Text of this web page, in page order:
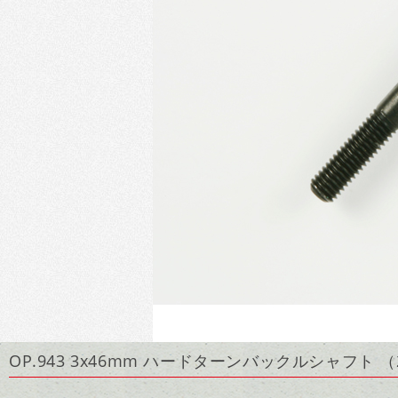
OP.943 3x46mm ハードターンバックルシャフト